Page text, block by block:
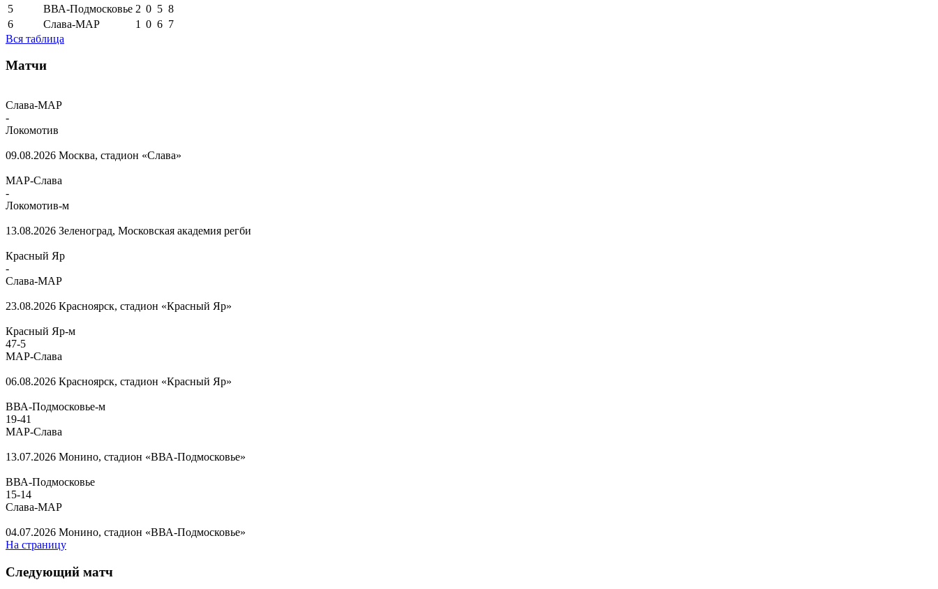
5
ВВА-Подмосковье 2 0 5 8
6
Слава-МАР 1 0 6 7
Вся таблица
Матчи
Слава-МАР
-
Локомотив
09.08.2026 Москва, стадион «Слава»
МАР-Слава
-
Локомотив-м
13.08.2026 Зеленоград, Московская академия регби
Красный Яр
-
Слава-МАР
23.08.2026 Красноярск, стадион «Красный Яр»
Красный Яр-м
47-5
МАР-Слава
06.08.2026 Красноярск, стадион «Красный Яр»
ВВА-Подмосковье-м
19-41
МАР-Слава
13.07.2026 Монино, стадион «ВВА-Подмосковье»
ВВА-Подмосковье
15-14
Слава-МАР
04.07.2026 Монино, стадион «ВВА-Подмосковье»
На страницу
Следующий матч